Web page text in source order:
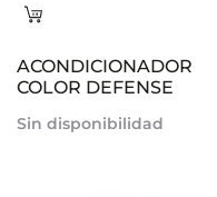
Leer
ACONDICIONADOR
COLOR DEFENSE
Sin disponibilidad